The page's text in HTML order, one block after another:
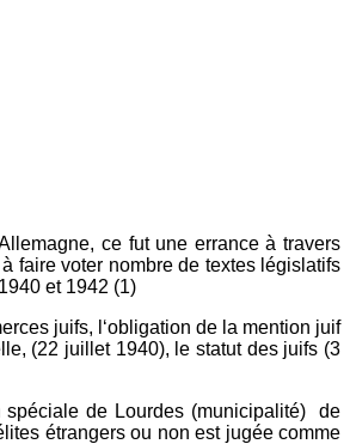
ce fut une errance à travers
faire voter nombre de textes législatifs
et 1942 (1)
juifs, l‘obligation de la mention juif
(22 juillet 1940), le statut des juifs (3
spéciale de Lourdes (municipalité) de
étrangers ou non est jugée comme